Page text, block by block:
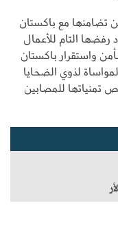
تضامنها مع باكستان
التام للأعمال
واستقرار باكستان
لذوي الضحايا
تمنياتها للمصابين